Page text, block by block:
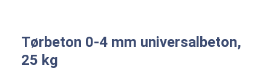
Tørbeton 0-4 mm universalbeton,
25 kg